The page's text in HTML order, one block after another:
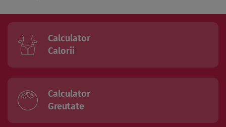
Calculator
Calorii
Calculator
Greutate